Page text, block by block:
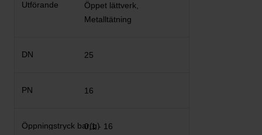
Öppet lättverk,
Metalltätning
25
16
0,1 - 16